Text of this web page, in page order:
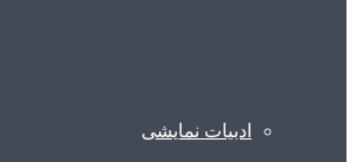
ادبیات نمایشی